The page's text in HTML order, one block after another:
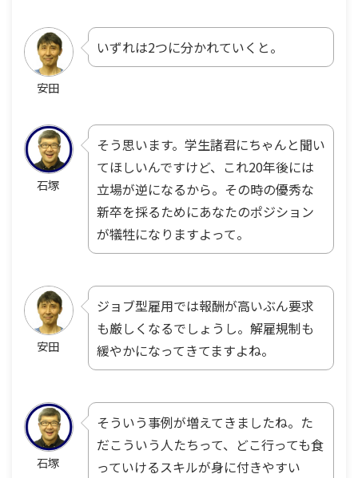
安田
いずれは2つに分かれていくと。
石塚
そう思います。学生諸君にちゃんと聞い
てほしいんですけど、これ20年後には
立場が逆になるから。その時の優秀な
新卒を採るためにあなたのポジション
が犠牲になりますよって。
安田
ジョブ型雇用では報酬が高いぶん要求
も厳しくなるでしょうし。解雇規制も
緩やかになってきてますよね。
石塚
そういう事例が増えてきましたね。た
だこういう人たちって、どこ行っても食
っていけるスキルが身に付きやすい